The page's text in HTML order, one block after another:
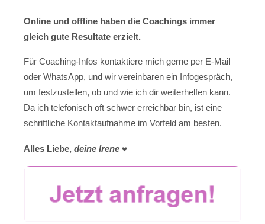
Online und offline haben die Coachings immer
gleich gute Resultate erzielt.
Für Coaching-Infos kontaktiere mich gerne per E-Mail
oder WhatsApp, und wir vereinbaren ein Infogespräch,
um festzustellen, ob und wie ich dir weiterhelfen kann.
Da ich telefonisch oft schwer erreichbar bin, ist eine
schriftliche Kontaktaufnahme im Vorfeld am besten.
Alles Liebe, deine Irene ❤️